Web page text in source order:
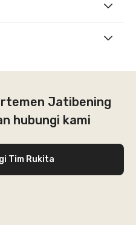
Jatibening
hubungi kami
Tim Rukita